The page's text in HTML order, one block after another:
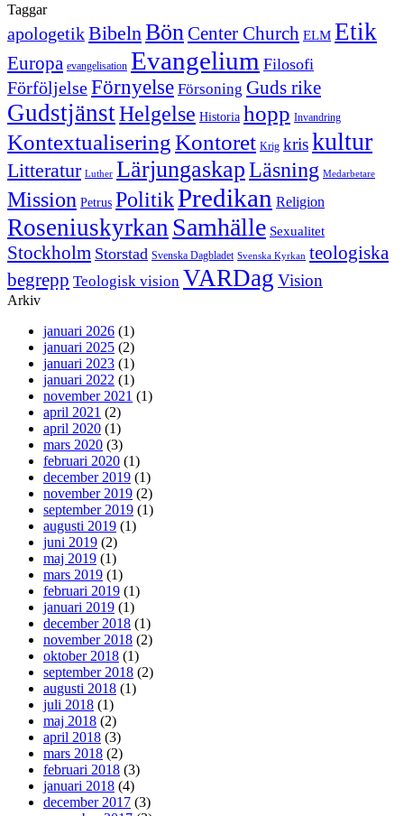
Taggar
apologetikBibeln Bön Center Church ELM Etik
Europa evangelisation Evangelium Filosofi
FörföljelseFörnyelse Försoning Guds rike
GudstjänstHelgelse Historia hopp Invandring
KontextualiseringKontoret Krig kriskultur
Litteratur Luther LärjungaskapLäsning Medarbetare
Mission Petrus PolitikPredikan Religion
Roseniuskyrkan Samhälle Sexualitet
Stockholm Storstad Svenska Dagbladet Svenska Kyrkan teologiska
begrepp Teologisk vision VARDag Vision
Arkiv
januari 2026 (1)
januari 2025 (2)
januari 2023 (1)
januari 2022 (1)
november 2021 (1)
april 2021 (2)
april 2020 (1)
mars 2020 (3)
februari 2020 (1)
december 2019 (1)
november 2019 (2)
september 2019 (1)
augusti 2019 (1)
juni 2019 (2)
maj 2019 (1)
mars 2019 (1)
februari 2019 (1)
januari 2019 (1)
december 2018 (1)
november 2018 (2)
oktober 2018 (1)
september 2018 (2)
augusti 2018 (1)
juli 2018 (1)
maj 2018 (2)
april 2018 (3)
mars 2018 (2)
februari 2018 (3)
januari 2018 (4)
december 2017 (3)